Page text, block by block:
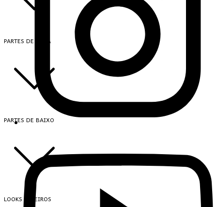
PARTES DE CIMA
PARTES DE BAIXO
LOOKS INTEIROS